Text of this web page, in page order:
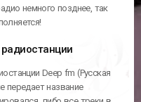
немного позднее, так
Deep fm (Русская
передает название